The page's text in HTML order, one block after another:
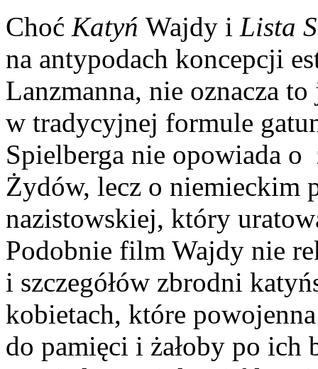
Choć Katyń Wajdy i Lista
na antypodach koncepcji
Lanzmanna, nie oznacza
w tradycyjnej formule
Spielberga nie opowiada o
Żydów, lecz o niemieckim
nazistowskiej, który
Podobnie film Wajdy nie
i szczegółów zbrodni
kobietach, które
do pamięci i żałoby po